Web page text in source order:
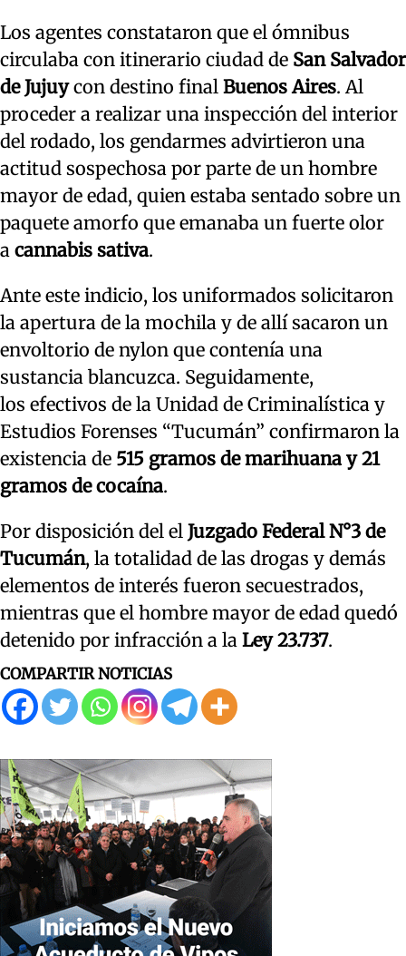
Los agentes constataron que el ómnibus
circulaba con itinerario ciudad de San Salvador
de Jujuycon destino final Buenos Aires. Al
proceder a realizar una inspección del interior
del rodado, los gendarmes advirtieron una
actitud sospechosa por parte de un hombre
mayor de edad, quien estaba sentado sobre un
paquete amorfo que emanaba un fuerte olor
a cannabis sativa.
Ante este indicio, los uniformados solicitaron
la apertura de la mochila y de allí sacaron un
envoltorio de nylon que contenía una
sustancia blancuzca. Seguidamente,
los efectivos de la Unidad de Criminalística y
Estudios Forenses “Tucumán” confirmaron la
existencia de 515 gramos de marihuana y 21
gramos de cocaína.
Por disposición del el Juzgado Federal N°3 de
Tucumán, la totalidad de las drogas y demás
elementos de interés fueron secuestrados,
mientras que el hombre mayor de edad quedó
detenido por infracción a la Ley 23.737.
COMPARTIR NOTICIAS